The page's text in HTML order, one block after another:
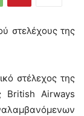
στελέχους της
στέλεχος της
British Airways